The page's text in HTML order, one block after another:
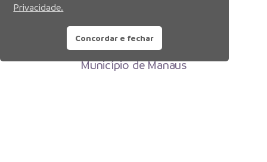
Prefeitura Municipal de Manaus
Município de Manaus
Privacidade.
Concordar e fechar